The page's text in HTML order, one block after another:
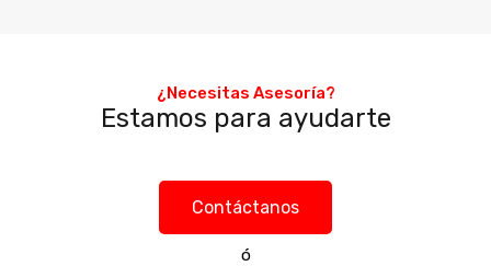
¿Necesitas Asesoría?
Estamos para ayudarte
Contáctanos
ó